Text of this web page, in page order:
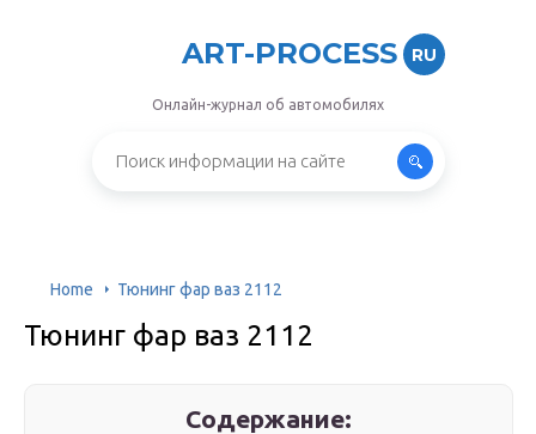
ART-PROCESS RU
Онлайн-журнал об автомобилях
Home Тюнинг фар ваз 2112
Тюнинг фар ваз 2112
Содержание: